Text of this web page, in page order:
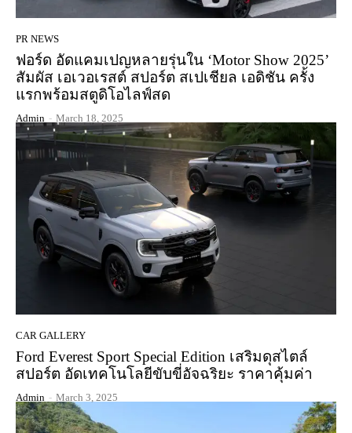
PR NEWS
ฟอร์ด อัดแคมเปญหลายรุ่นใน ‘Motor Show 2025’
สัมผัส เอเวอเรสต์ สปอร์ต สเปเชียล เอดิชัน ครั้ง
แรกพร้อมสตูดิโอไลฟ์สด
Admin - March 18, 2025
CAR GALLERY
Ford Everest Sport Special Edition เสริมดุสไตล์
สปอร์ต อัดเทคโนโลยีขับขี่อัจฉริยะ ราคาคุ้มค่า
Admin - March 3, 2025